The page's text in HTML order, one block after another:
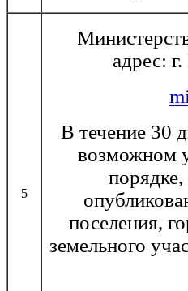
5
адрес:
В течение 30
возможном
поселения,
земельного